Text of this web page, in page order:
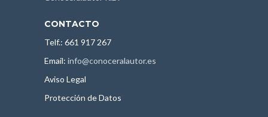
CONTACTO
Telf.: 661 917 267
Email: info@conoceralautor.es
Aviso Legal
Protección de Datos